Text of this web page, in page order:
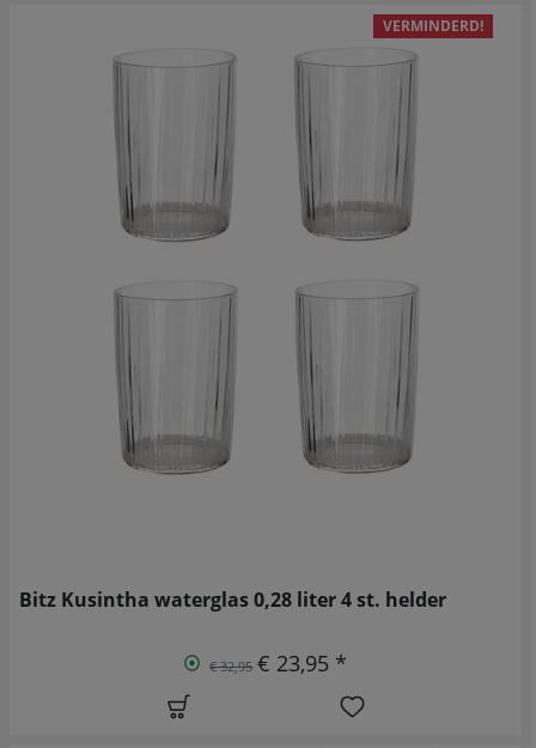
VERMINDERD!
Bitz Kusintha waterglas 0,28 liter 4 st. helder
€ 32,95 € 23,95 *